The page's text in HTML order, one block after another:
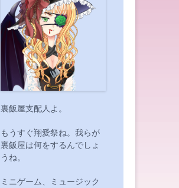
裏飯屋支配人よ。
もうすぐ翔愛祭ね。我らが
裏飯屋は何をするんでしょ
うね。
ミニゲーム、ミュージック